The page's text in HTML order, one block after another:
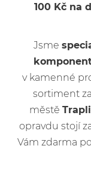
100 Kč na
Jsme
v kamenné
sortiment
městě
opravdu stojí
Vám zdarma